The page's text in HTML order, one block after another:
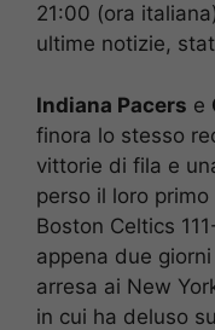
21:00 (ora
ultime notizie,
Indiana Pacers e
finora lo stesso
vittorie di fila e
perso il loro
Boston Celtics
appena due
arresa ai New
in cui ha deluso